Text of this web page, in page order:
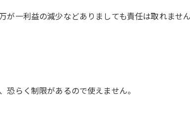
一利益の減少などありましても責任は取れませ
らく制限があるので使えません。